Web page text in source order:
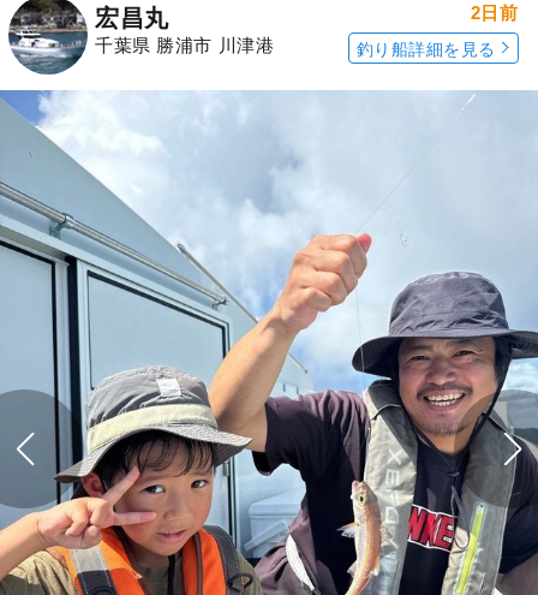
宏昌丸
千葉県 勝浦市 川津港
2日前
釣り船詳細を見る